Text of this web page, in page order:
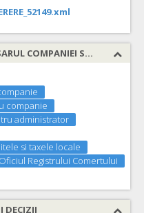
LISTA DOCUMENTELOR DIN DOSARUL COMPANIEI SOLICITATE
companie
administrator
si taxele locale
Registrului Comertului
DECIZII